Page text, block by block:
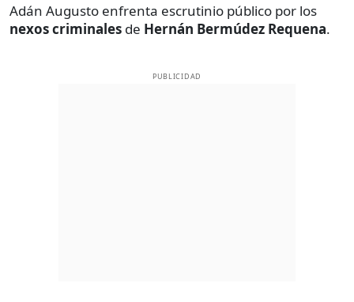
Adán Augusto enfrenta escrutinio público por los
nexos criminales de Hernán Bermúdez Requena.
PUBLICIDAD